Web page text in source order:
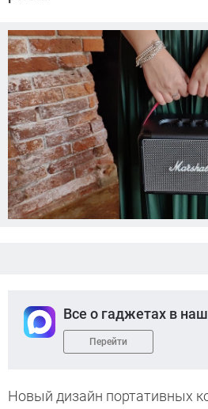
Все о гаджетах в
Перейти
Новый дизайн портативных